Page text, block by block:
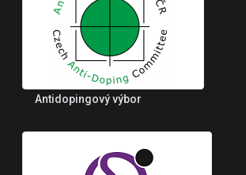
Antidopingový výbor